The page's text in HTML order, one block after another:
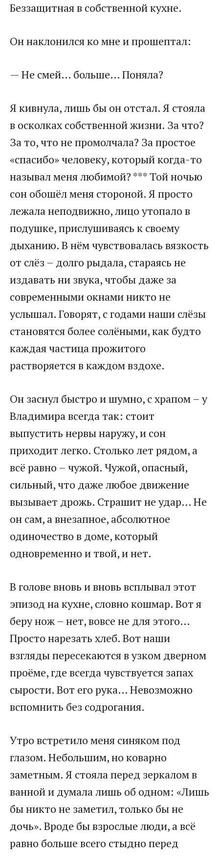
Беззащитная в собственной кухне.
Он наклонился ко мне и прошептал:
— Не смей… больше… Поняла?
Я кивнула, лишь бы он отстал. Я стояла
в осколках собственной жизни. За что?
За то, что не промолчала? За простое
«спасибо» человеку, который когда-то
называл меня любимой? *** Той ночью
сон обошёл меня стороной. Я просто
лежала неподвижно, лицо утопало в
подушке, прислушиваясь к своему
дыханию. В нём чувствовалась вязкость
от слёз – долго рыдала, стараясь не
издавать ни звука, чтобы даже за
современными окнами никто не
услышал. Говорят, с годами наши слёзы
становятся более солёными, как будто
каждая частица прожитого
растворяется в каждом вздохе.
Он заснул быстро и шумно, с храпом – у
Владимира всегда так: стоит
выпустить нервы наружу, и сон
приходит легко. Столько лет рядом, а
всё равно – чужой. Чужой, опасный,
сильный, что даже любое движение
вызывает дрожь. Страшит не удар… Не
он сам, а внезапное, абсолютное
одиночество в доме, который
одновременно и твой, и нет.
В голове вновь и вновь всплывал этот
эпизод на кухне, словно кошмар. Вот я
беру нож – нет, вовсе не для этого…
Просто нарезать хлеб. Вот наши
взгляды пересекаются в узком дверном
проёме, где всегда чувствуется запах
сырости. Вот его рука… Невозможно
вспомнить без содрогания.
Утро встретило меня синяком под
глазом. Небольшим, но коварно
заметным. Я стояла перед зеркалом в
ванной и думала лишь об одном: «Лишь
бы никто не заметил, только бы не
дочь». Вроде бы взрослые люди, а всё
равно больше всего стыдно перед